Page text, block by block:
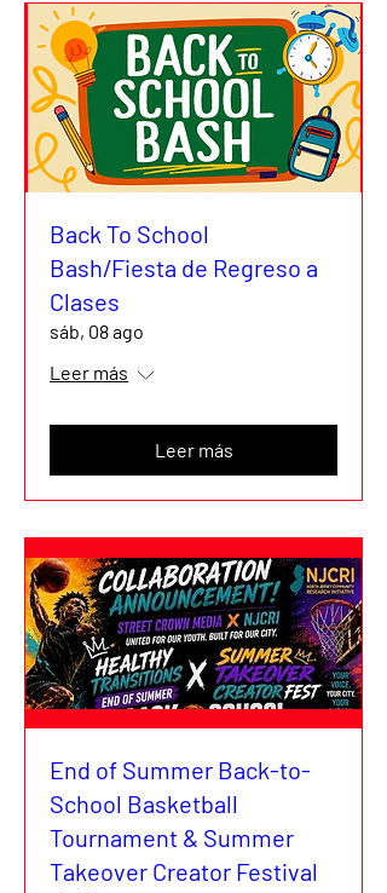
Back To School
Bash/Fiesta de Regreso a
Clases
sáb, 08 ago
Leer más
Leer más
End of Summer Back-to-
School Basketball
Tournament & Summer
Takeover Creator Festival